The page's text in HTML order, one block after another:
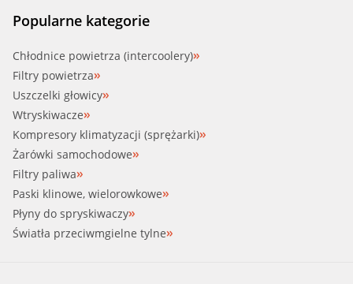
Popularne kategorie
Chłodnice powietrza (intercoolery)
Filtry powietrza
Uszczelki głowicy
Wtryskiwacze
Kompresory klimatyzacji (sprężarki)
Żarówki samochodowe
Filtry paliwa
Paski klinowe, wielorowkowe
Płyny do spryskiwaczy
Światła przeciwmgielne tylne